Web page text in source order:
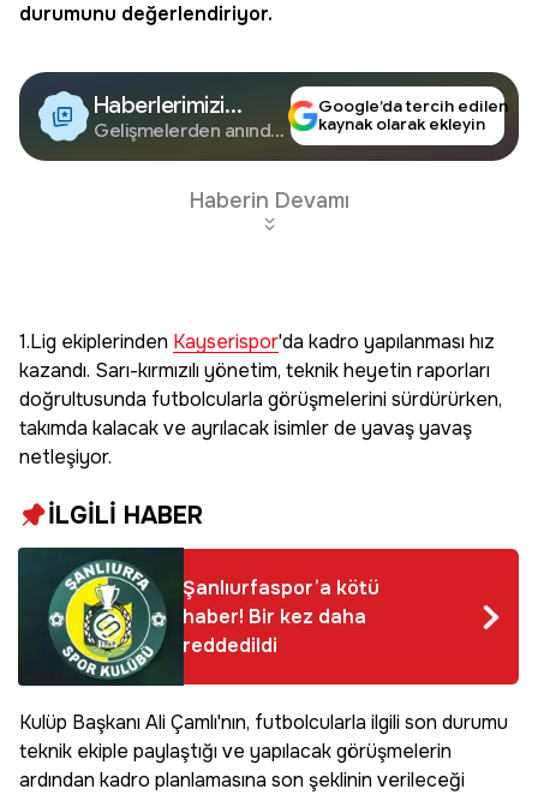
durumunu değerlendiriyor.
Haberlerimizi
Google'da Takip
Edin
Gelişmelerden anında
Google’da tercih edilen
kaynak olarak ekleyin
Haberin Devamı
1.Lig ekiplerinden Kayserispor'da kadro yapılanması hız
kazandı. Sarı-kırmızılı yönetim, teknik heyetin raporları
doğrultusunda futbolcularla görüşmelerini sürdürürken,
takımda kalacak ve ayrılacak isimler de yavaş yavaş
netleşiyor.
İLGİLİ HABER
Şanlıurfaspor’a kötü
haber! Bir kez daha
reddedildi
Kulüp Başkanı Ali Çamlı'nın, futbolcularla ilgili son durumu
teknik ekiple paylaştığı ve yapılacak görüşmelerin
ardından kadro planlamasına son şeklinin verileceği